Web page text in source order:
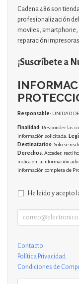
Cadena 486 son
profesionalización
moviles, smartphone,
reparación
¡Suscríbete a
Responsable: UNIDAD DE
Finalidad: Responder las
información solicitada;
Destinatarios: Solo se
Derechos: Acceder,
indica en la información
información completa de
He leído y acepto
Contacto
Política Privacidad
Condiciones de